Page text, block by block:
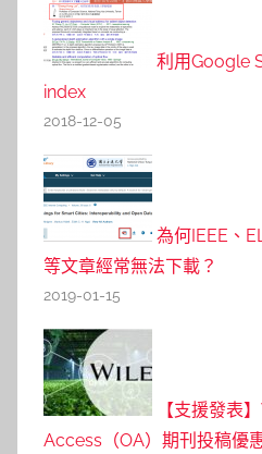
利用Google
index
2018-12-05
為何IEEE、
等文章經常無法下載？
2019-01-15
【支援發表
Access（OA）期刊投稿優